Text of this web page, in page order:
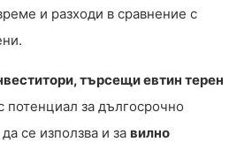
и разходи в сравнение с
търсещи евтин терен
потенциал за дългосрочно
се използва и за вилно